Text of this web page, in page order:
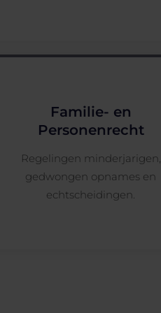
Familie- en
Personenrecht
Regelingen minderjarigen,
gedwongen opnames en
echtscheidingen.